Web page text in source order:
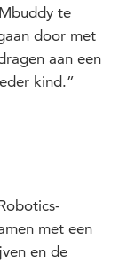
te
door met
aan een
kind.”
met een
en de